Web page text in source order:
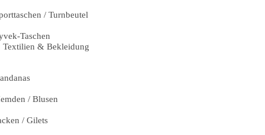
/ Turnbeutel
Taschen
Textilien & Bekleidung
/ Blusen
/ Gilets